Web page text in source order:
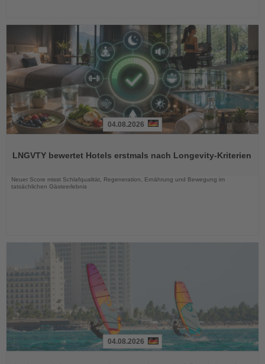
die
04.08.2026
LNGVTY bewertet Hotels erstmals nach Longevity-Kriterien
Neuer Score misst Schlafqualität, Regeneration, Ernährung und Bewegung im
tatsächlichen Gästeerlebnis
04.08.2026